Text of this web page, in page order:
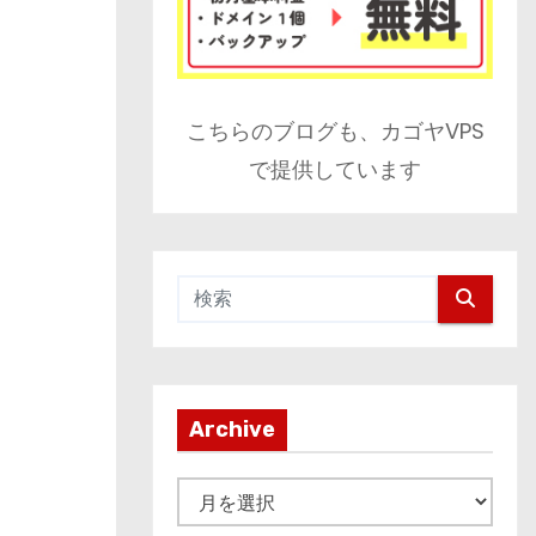
こちらのブログも、カゴヤVPS
で提供しています
Archive
r